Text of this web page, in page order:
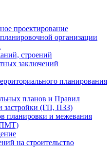
проектирование
организации
строений
заключений
планирования
планов и Правил
застройки (ГП, ПЗЗ)
планировки и межевания
ПМТ)
на строительство